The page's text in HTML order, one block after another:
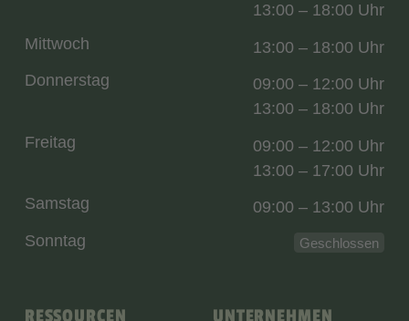
13:00 – 18:00 Uhr
Mittwoch
13:00 – 18:00 Uhr
Donnerstag
09:00 – 12:00 Uhr
13:00 – 18:00 Uhr
Freitag
09:00 – 12:00 Uhr
13:00 – 17:00 Uhr
Samstag
09:00 – 13:00 Uhr
Sonntag
Geschlossen